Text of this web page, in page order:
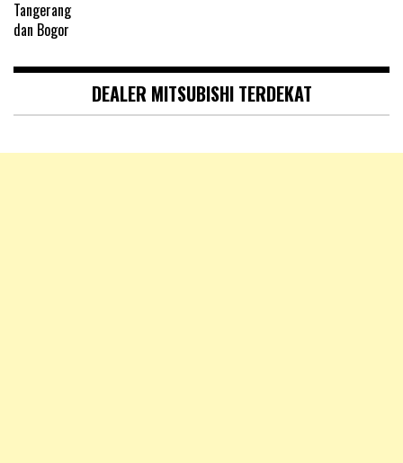
DEALER MITSUBISHI TERDEKAT